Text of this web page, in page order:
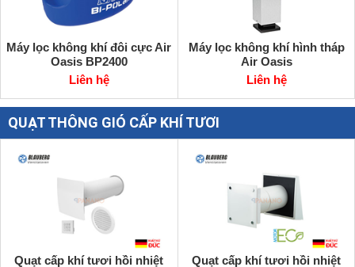
Máy lọc không khí đôi cực Air
Oasis BP2400
Liên hệ
Máy lọc không khí hình tháp
Air Oasis
Liên hệ
QUẠT THÔNG GIÓ CẤP KHÍ TƯƠI
Quạt cấp khí tươi hồi nhiệt
Quạt cấp khí tươi hồi nhiệt